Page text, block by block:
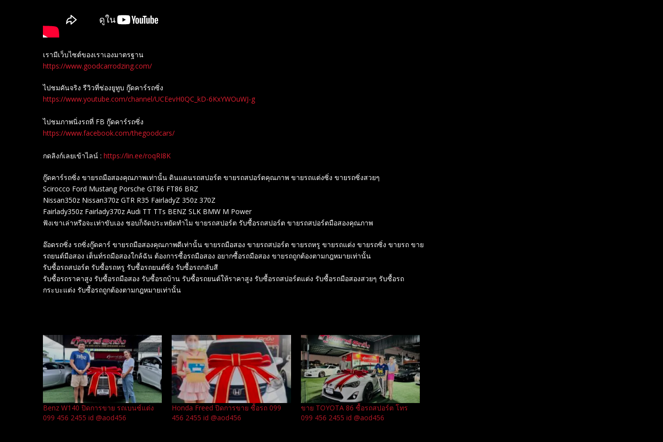
เรามีเว็บไซต์ของเราเองมาตรฐาน
https://www.goodcarrodzing.com/
ไปชมคันจริง รีวิวที่ช่องยู​ทูบ​ กู๊ดคาร์รถซิ่ง
https://www.youtube.com/channel/UCEevH0QC_kD-6KxYWOuWJ-g
ไปชมภาพนิ่งรถที่ FB กู๊ดคาร์รถซิ่ง
https://www.facebook.com/thegoodcars/
กดลิงก์เลยเข้าไลน์ : https://lin.ee/roqRI8K
กู๊ดคาร์รถซิ่ง ขายรถมือสองคุณภาพเท่านั้น ดินแดนรถสปอร์ต ขายรถสปอร์ตคุณภาพ ขายรถแต่งซิ่ง ขายรถซิ่งสวยๆ
Scirocco Ford Mustang Porsche GT86 FT86 BRZ
Nissan350z Nissan370z GTR R35 FairladyZ 350z 370Z
Fairlady350z Fairlady370z Audi TT TTs BENZ SLK BMW M Power
ฟังเขาเล่าหรือจะเท่าขับเอง ชอบก็จัดประหยัดทำไม ขายรถสปอร์ต รับซื้อรถสปอร์ต ขายรถสปอร์ตมือสองคุณภาพ
อ๊อดรถซิ่ง รถซิ่งกู๊ดคาร์ ขายรถมือสองคุณภาพดีเท่านั้น ขายรถมือสอง ขายรถสปอร์ต ขายรถหรู ขายรถแต่ง ขายรถซิ่ง ขายรถ ขาย
รถยนต์มือสอง เต็นท์รถมือสองใกล้ฉัน ต้องการซื้อรถมือสอง อยากซื้อรถมือสอง ขายรถถูกต้องตามกฎหมายเท่านั้น
รับซื้อรถสปอร์ต รับซื้อรถหรู รับซื้อรถยนต์ซิ่ง รับซื้อรถกลับสี
รับซื้อรถราคาสูง รับซื้อรถมือสอง รับซื้อรถบ้าน รับซื้อรถยนต์ให้ราคาสูง รับซื้อรถสปอร์ตแต่ง รับซื้อรถมือสองสวยๆ รับซื้อรถ
กระบะแต่ง รับซื้อรถถูกต้องตามกฎหมายเท่านั้น
Benz W140 ปิดการขาย รถเบนซ์แต่ง
099 456 2455 id @aod456
Honda Freed ปิดการขาย ซื้อรถ 099
456 2455 id @aod456
ขาย TOYOTA 86 ซื้อรถสปอร์ต โทร
099 456 2455 id @aod456